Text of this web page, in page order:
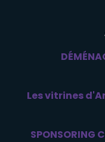
Les vitrines
SPONSORING